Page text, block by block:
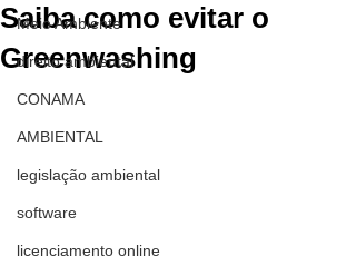
Meio Ambiente
direito ambiental
CONAMA
AMBIENTAL
legislação ambiental
software
licenciamento online
Saiba como evitar o
Greenwashing